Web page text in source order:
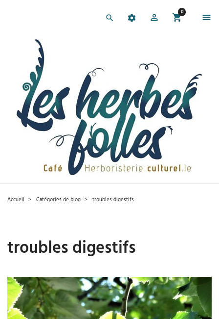
0
Accueil Catégories de blog​ troubles digestifs
troubles digestifs